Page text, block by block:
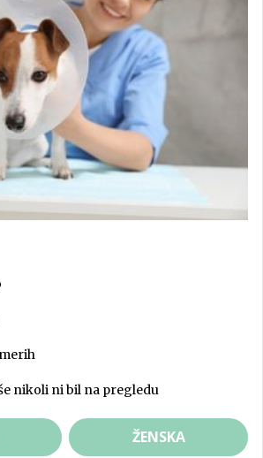
nikoli ni bil na pregledu
ŽENSKA